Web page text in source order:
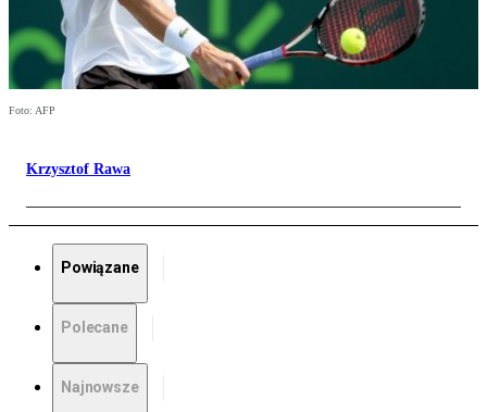
Foto: AFP
Krzysztof Rawa
Powiązane
Polecane
Najnowsze